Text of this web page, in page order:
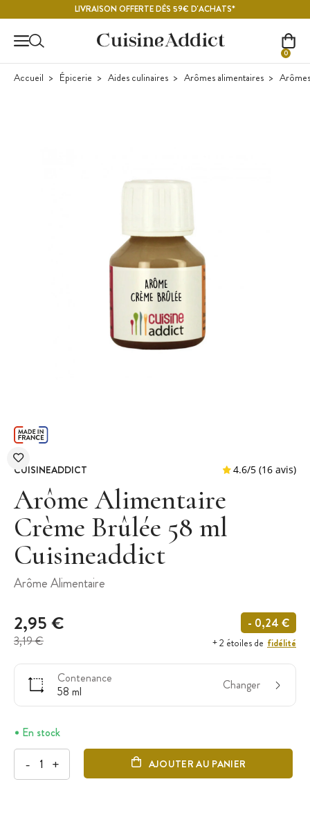
LIVRAISON OFFERTE DÈS 59€ D'ACHATS*
0
Accueil Épicerie Aides culinaires Arômes alimentaires
CUISINEADDICT
Arôme Alimentaire
Crème Brûlée 58 ml
Cuisineaddict
Arôme Alimentaire
2,95 €
3,19 €
- 0,24 €
+ 2 étoiles de fidélité
Contenance
58 ml
Changer
En stock
- + AJOUTER AU PANIER